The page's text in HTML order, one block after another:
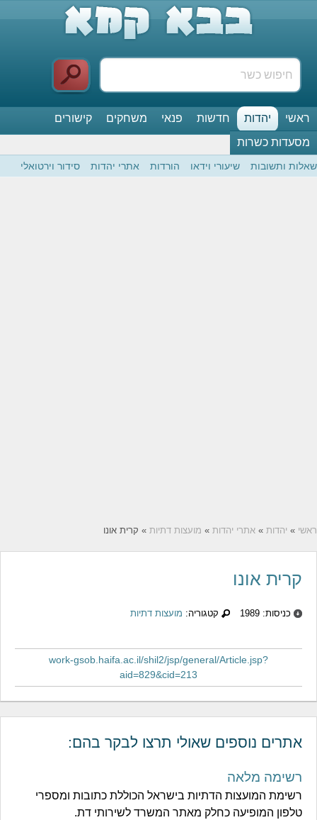
ראשי יהדות חדשות פנאי משחקים
קישורים
מסעדות כשרות
שאלות ותשובות שיעורי וידאו הורדות אתרי יהדות סידור וירטואלי
ראשי » יהדות » אתרי יהדות » מועצות דתיות » קרית אונו
קרית אונו
כניסות: 1989 קטגוריה: מועצות דתיות
work-gsob.haifa.ac.il/shil2/jsp/general/Article.jsp?
aid=829&cid=213
אתרים נוספים שאולי תרצו לבקר בהם:
רשימה מלאה
רשימת המועצות הדתיות בישראל הכוללת כתובות ומספרי
טלפון המופיעה כחלק מאתר המשרד לשירותי דת.